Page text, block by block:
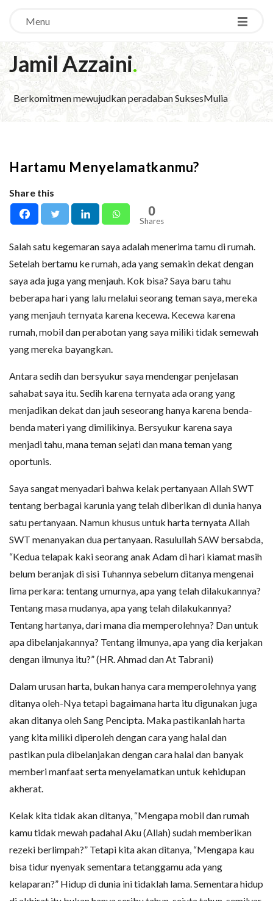
Menu
Jamil Azzaini.
Berkomitmen mewujudkan peradaban SuksesMulia
Hartamu Menyelamatkanmu?
Share this
0
Shares
Salah satu kegemaran saya adalah menerima tamu di rumah.
Setelah bertamu ke rumah, ada yang semakin dekat dengan
saya ada juga yang menjauh. Kok bisa? Saya baru tahu
beberapa hari yang lalu melalui seorang teman saya, mereka
yang menjauh ternyata karena kecewa. Kecewa karena
rumah, mobil dan perabotan yang saya miliki tidak semewah
yang mereka bayangkan.
Antara sedih dan bersyukur saya mendengar penjelasan
sahabat saya itu. Sedih karena ternyata ada orang yang
menjadikan dekat dan jauh seseorang hanya karena benda-
benda materi yang dimilikinya. Bersyukur karena saya
menjadi tahu, mana teman sejati dan mana teman yang
oportunis.
Saya sangat menyadari bahwa kelak pertanyaan Allah SWT
tentang berbagai karunia yang telah diberikan di dunia hanya
satu pertanyaan. Namun khusus untuk harta ternyata Allah
SWT menanyakan dua pertanyaan. Rasulullah SAW bersabda,
“Kedua telapak kaki seorang anak Adam di hari kiamat masih
belum beranjak di sisi Tuhannya sebelum ditanya mengenai
lima perkara: tentang umurnya, apa yang telah dilakukannya?
Tentang masa mudanya, apa yang telah dilakukannya?
Tentang hartanya, dari mana dia memperolehnya? Dan untuk
apa dibelanjakannya? Tentang ilmunya, apa yang dia kerjakan
dengan ilmunya itu?” (HR. Ahmad dan At­ Tabrani)
Dalam urusan harta, bukan hanya cara memperolehnya yang
ditanya oleh-Nya tetapi bagaimana harta itu digunakan juga
akan ditanya oleh Sang Pencipta. Maka pastikanlah harta
yang kita miliki diperoleh dengan cara yang halal dan
pastikan pula dibelanjakan dengan cara halal dan banyak
memberi manfaat serta menyelamatkan untuk kehidupan
akherat.
Kelak kita tidak akan ditanya, “Mengapa mobil dan rumah
kamu tidak mewah padahal Aku (Allah) sudah memberikan
rezeki berlimpah?” Tetapi kita akan ditanya, “Mengapa kau
bisa tidur nyenyak sementara tetanggamu ada yang
kelaparan?” Hidup di dunia ini tidaklah lama. Sementara hidup